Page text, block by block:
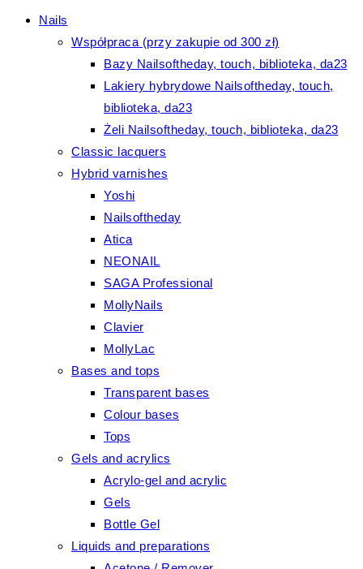
Nails
Współpraca (przy zakupie od 300 zł)
Bazy Nailsoftheday, touch, biblioteka, da23
Lakiery hybrydowe Nailsoftheday, touch,
biblioteka, da23
Żeli Nailsoftheday, touch, biblioteka, da23
Classic lacquers
Hybrid varnishes
Yoshi
Nailsoftheday
Atica
NEONAIL
SAGA Professional
MollyNails
Clavier
MollyLac
Bases and tops
Transparent bases
Colour bases
Tops
Gels and acrylics
Acrylo-gel and acrylic
Gels
Bottle Gel
Liquids and preparations